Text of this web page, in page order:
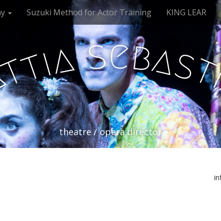
Suzuki Method for Actor Training KING LEAR
t
ia sebas
theatre / opera director